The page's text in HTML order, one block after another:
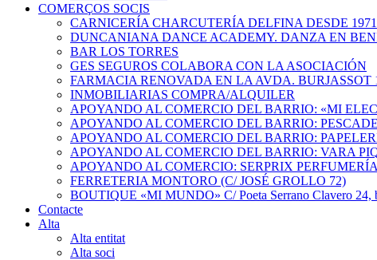
COMERÇOS SOCIS
CARNICERÍA CHARCUTERÍA DELFINA DESDE 1971
DUNCANIANA DANCE ACADEMY. DANZA EN
BAR LOS TORRES
GES SEGUROS COLABORA CON LA ASOCIACIÓN
FARMACIA RENOVADA EN LA AVDA.
INMOBILIARIAS COMPRA/ALQUILER
APOYANDO AL COMERCIO DEL BARRIO: «MI
APOYANDO AL COMERCIO DEL BARRIO:
APOYANDO AL COMERCIO DEL BARRIO:
APOYANDO AL COMERCIO DEL BARRIO: VARA
APOYANDO AL COMERCIO: SERPRIX PERFUMERÍA
FERRETERIA MONTORO (C/ JOSÉ GROLLO 72)
BOUTIQUE «MI MUNDO» C/ Poeta Serrano Clavero 24,
Contacte
Alta
Alta entitat
Alta soci